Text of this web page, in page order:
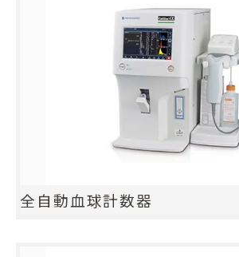
全自動血球計数器